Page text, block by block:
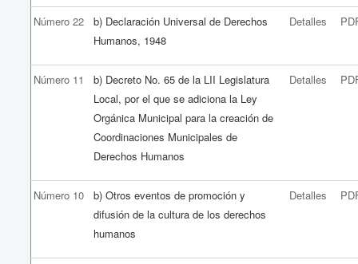
Número 22
b) Declaración Universal de Derechos
Humanos, 1948
Detalles
Número 11
b) Decreto No. 65 de la LII Legislatura
Local, por el que se adiciona la Ley
Orgánica Municipal para la creación de
Coordinaciones Municipales de
Derechos Humanos
Detalles
Número 10
b) Otros eventos de promoción y
difusión de la cultura de los derechos
humanos
Detalles